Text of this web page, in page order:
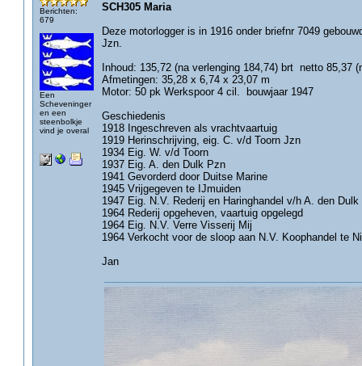
Berichten:
679
Een
Scheveninger
en een
steenbolkje
vind je overal
SCH305 Maria
Deze motorlogger is in 1916 onder briefnr 7049
Jzn.
Inhoud: 135,72 (na verlenging 184,74) brt netto 85,37
Afmetingen: 35,28 x 6,74 x 23,07 m
Motor: 50 pk Werkspoor 4 cil. bouwjaar 1947
Geschiedenis
1918 Ingeschreven als vrachtvaartuig
1919 Herinschrijving, eig. C. v/d Toorn Jzn
1934 Eig. W. v/d Toorn
1937 Eig. A. den Dulk Pzn
1941 Gevorderd door Duitse Marine
1945 Vrijgegeven te IJmuiden
1947 Eig. N.V. Rederij en Haringhandel v/h A. den
1964 Rederij opgeheven, vaartuig opgelegd
1964 Eig. N.V. Verre Visserij Mij
1964 Verkocht voor de sloop aan N.V. Koophandel te
Jan